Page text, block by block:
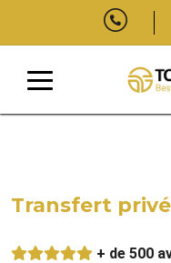
Transfert
+ de 500